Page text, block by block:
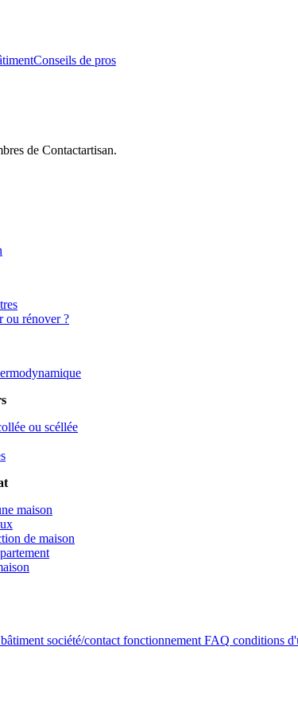
Conseils de pros
de Contactartisan.
ou rénover ?
ou scéllée
maison
de maison
société/contact fonctionnement FAQ conditions